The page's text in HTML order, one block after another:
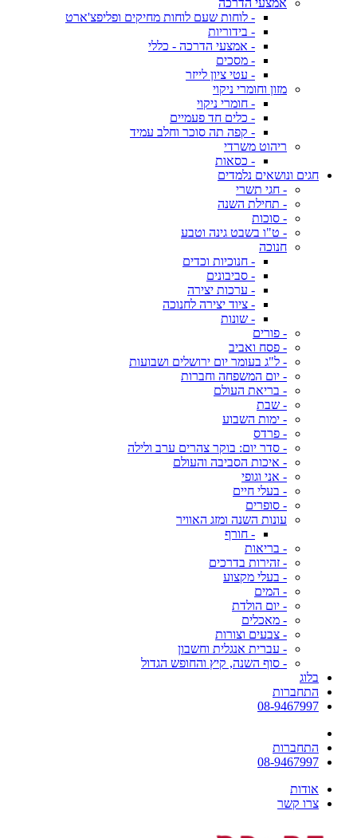
אמצעי הדרכה
- לוחות שעם לוחות מחיקים ופליפצ'ארט
- בידוריות
- אמצעי הדרכה - כללי
- מסכים
- עטי ציון לייזר
מזון וחומרי ניקוי
- חומרי ניקוי
- כלים חד פעמיים
- קפה תה סוכר וחלב עמיד
ריהוט משרדי
- כסאות
חגים ונושאים נלמדים
- חגי תשרי
- תחילת השנה
- סוכות
- ט"ו בשבט גינה וטבע
חנוכה
- חנוכיות וכדים
- סביבונים
- ערכות יצירה
- ציוד יצירה לחנוכה
- שונות
- פורים
- פסח ואביב
- ל"ג בעומר יום ירושלים ושבועות
- יום המשפחה וחברות
- בריאת העולם
- שבת
- ימות השבוע
- פרדס
- סדר יום: בוקר צהרים ערב ולילה
- איכות הסביבה והעולם
- אני וגופי
- בעלי חיים
- סופרים
עונות השנה ומזג האוויר
- חורף
- בריאות
- זהירות בדרכים
- בעלי מקצוע
- המים
- יום הולדת
- מאכלים
- צבעים וצורות
- עברית אנגלית וחשבון
- סוף השנה, קיץ והחופש הגדול
בלוג
התחברות
08-9467997
התחברות
08-9467997
אודות
צרו קשר